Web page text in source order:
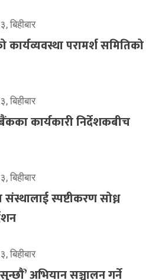
बिहीबार
कार्यव्यवस्था परामर्श समितिको
बिहीबार
बैंकका कार्यकारी निर्देशकबीच
बिहीबार
संस्थालाई स्पष्टीकरण सोध्न
बिहीबार
अभियान सञ्चालन गर्ने